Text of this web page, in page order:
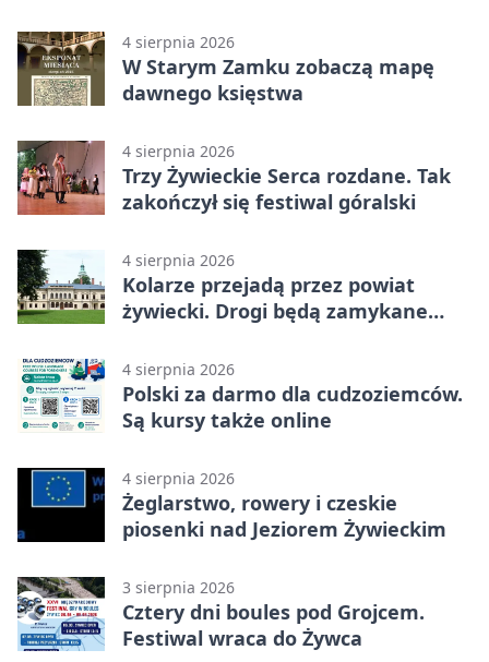
4 sierpnia 2026
W Starym Zamku zobaczą mapę
dawnego księstwa
4 sierpnia 2026
Trzy Żywieckie Serca rozdane. Tak
zakończył się festiwal góralski
4 sierpnia 2026
Kolarze przejadą przez powiat
żywiecki. Drogi będą zamykane
4 sierpnia 2026
Polski za darmo dla cudzoziemców.
Są kursy także online
4 sierpnia 2026
Żeglarstwo, rowery i czeskie
piosenki nad Jeziorem Żywieckim
3 sierpnia 2026
Cztery dni boules pod Grojcem.
Festiwal wraca do Żywca